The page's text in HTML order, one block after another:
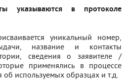
указываются в протоколе
уникальный номер,
название и контакты
сведения о заявителе /
применялись в процессе
используемых образцах и т.д.